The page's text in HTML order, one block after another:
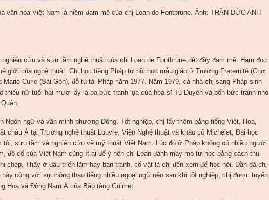
văn hóa Việt Nam là niềm đam mê của chị Loan de Fontbrune. Ảnh: TRẦN ĐỨC ANH
cứu và sưu tầm nghệ thuật của chị Loan de Fontbrune dệt đầy đam mê. Ham đọc
giới của nghệ thuật. Chị học tiếng Pháp từ hồi học mẫu giáo ở Trường Fraternité (Chợ
Curie (Sài Gòn), đỗ tú tài Pháp năm 1977. Năm 1979, cả nhà chị sang Pháp sinh
thiếu nữ tuổi hai mươi ấy là ba bức tranh lụa của họa sĩ Tú Duyên và bốn bức tranh nhỏ
Ngôn ngữ và văn minh phương Đông. Tốt nghiệp, chị lấy thêm bằng tiếng Việt, Hoa,
châu Á tại Trường nghệ thuật Louvre, Viện Nghệ thuật và khảo cổ Michelet, Đại học
sưu tầm và nghiên cứu về mỹ thuật Việt Nam. Lúc đó ở Pháp không có nhiều người
đồ cổ của Việt Nam cũng ít ai để ý nên chị Loan đành mày mò tự học bằng cách thu
chép. Thấy ở đâu triển lãm hay bán tranh, cổ vật là chị đến xem để học hỏi. Dần dà chị
cộng với sự thông thạo tiếng nhiều ngoại ngữ nên sau khi tốt nghiệp, chị được tuyển
Hoa và Đông Nam Á của Bảo tàng Guimet.